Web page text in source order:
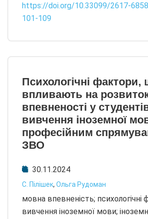
https://doi.org/10.33099/2617-
101-109
Психологічні фактори,
впливають на
впевненості у
вивчення іноземної
професійним
ЗВО
30.11.2024
С. Пілішек, Ольга Рудоман
мовна впевненість; психологічні
вивчення іноземної мови;